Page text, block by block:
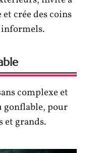
crée des coins
informels.
complexe et
gonflable, pour
et grands.